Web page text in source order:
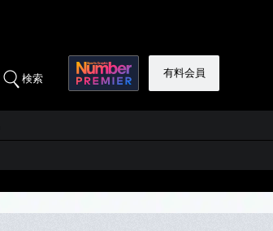
検索 有料会員